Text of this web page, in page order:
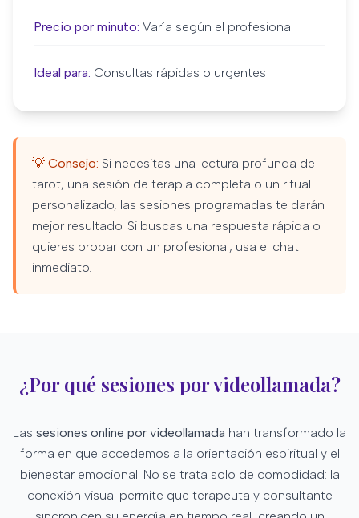
Precio por minuto: Varía según el profesional
Ideal para: Consultas rápidas o urgentes
💡 Consejo: Si necesitas una lectura profunda de
tarot, una sesión de terapia completa o un ritual
personalizado, las sesiones programadas te darán
mejor resultado. Si buscas una respuesta rápida o
quieres probar con un profesional, usa el chat
inmediato.
¿Por qué sesiones por videollamada?
Las sesiones online por videollamada han transformado la
forma en que accedemos a la orientación espiritual y el
bienestar emocional. No se trata solo de comodidad: la
conexión visual permite que terapeuta y consultante